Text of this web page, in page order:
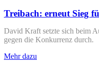
Treibach: erneut Sieg
David Kraft setzte sich beim
gegen die Konkurrenz durch.
Mehr dazu